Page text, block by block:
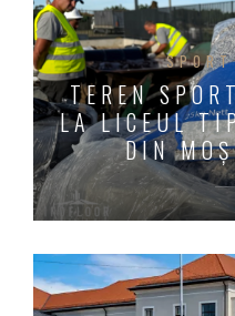
TEREN
LA LICEUL
DIN